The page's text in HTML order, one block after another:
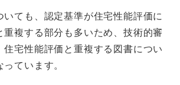
いても、認定基準が住宅性能評価に
重複する部分も多いため、技術的審
住宅性能評価と重複する図書につい
ています。